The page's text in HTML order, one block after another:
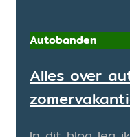
Autobanden
Alles over